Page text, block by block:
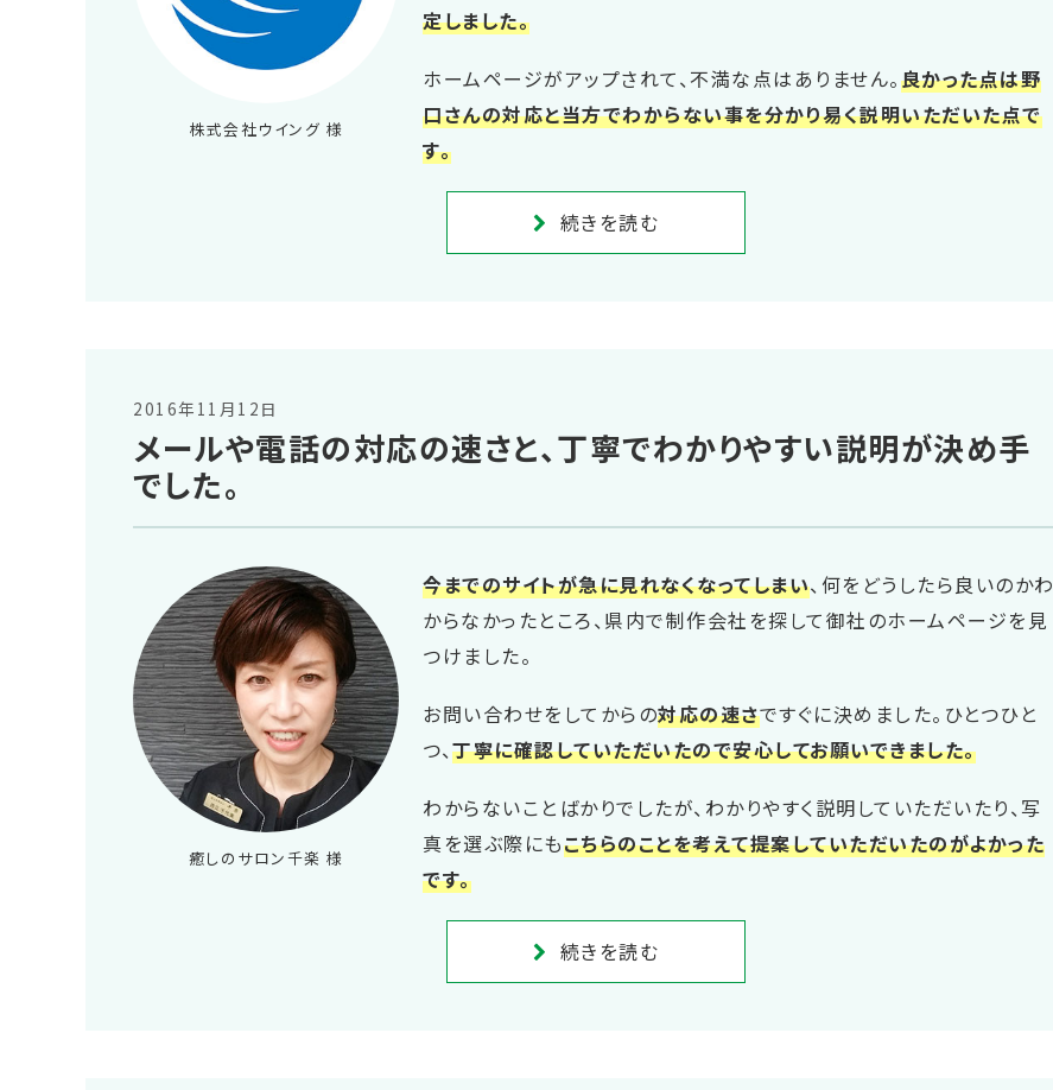
株式会社ウイング 様
定しました。
ホームページがアップされて、不満な点はありません。良かった点は野
口さんの対応と当方でわからない事を分かり易く説明いただいた点で
す。
続きを読む
2016年11月12日
メールや電話の対応の速さと、丁寧でわかりやすい説明が決め手
でした。
癒しのサロン千楽 様
今までのサイトが急に見れなくなってしまい、何をどうしたら良いのかわ
からなかったところ、県内で制作会社を探して御社のホームページを見
つけました。
お問い合わせをしてからの対応の速さですぐに決めました。ひとつひと
つ、丁寧に確認していただいたので安心してお願いできました。
わからないことばかりでしたが、わかりやすく説明していただいたり、写
真を選ぶ際にもこちらのことを考えて提案していただいたのがよかった
です。
続きを読む